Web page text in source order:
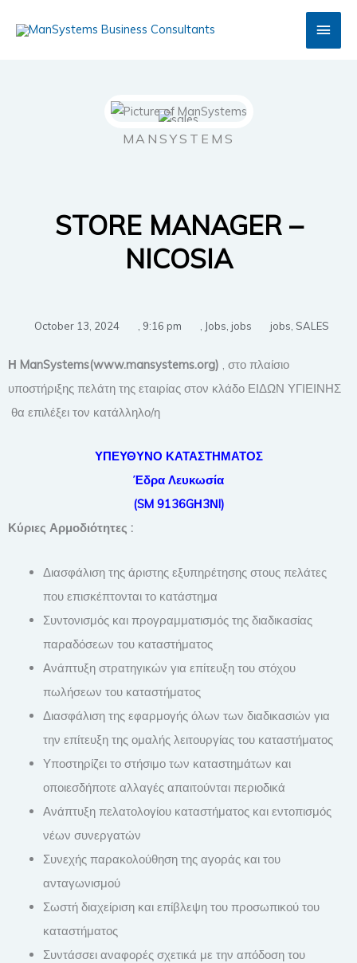
Main
MANSYSTEMS
STORE MANAGER –
NICOSIA
October 13, 2024 9:16 pm Jobs jobs jobs SALES
Η ManSystems(www.mansystems.org) , στο πλαίσιο
υποστήριξης πελάτη της εταιρίας στον κλάδο ΕΙΔΩΝ ΥΓΙΕΙΝΗΣ
θα επιλέξει τον κατάλληλο/η
ΥΠΕΥΘΥΝΟ ΚΑΤΑΣΤΗΜΑΤΟΣ
Έδρα Λευκωσία
(SM 9136GΗ3ΝI)
Κύριες Αρμοδιότητες :
Διασφάλιση της άριστης εξυπηρέτησης στους πελάτες
που επισκέπτονται το κατάστημα
Συντονισμός και προγραμματισμός της διαδικασίας
παραδόσεων του καταστήματος
Ανάπτυξη στρατηγικών για επίτευξη του στόχου
πωλήσεων του καταστήματος
Διασφάλιση της εφαρμογής όλων των διαδικασιών για
την επίτευξη της ομαλής λειτουργίας του καταστήματος
Υποστηρίζει το στήσιμο των καταστημάτων και
οποιεσδήποτε αλλαγές απαιτούνται περιοδικά
Ανάπτυξη πελατολογίου καταστήματος και εντοπισμός
νέων συνεργατών
Συνεχής παρακολούθηση της αγοράς και του
ανταγωνισμού
Σωστή διαχείριση και επίβλεψη του προσωπικού του
καταστήματος
Συντάσσει αναφορές σχετικά με την απόδοση του